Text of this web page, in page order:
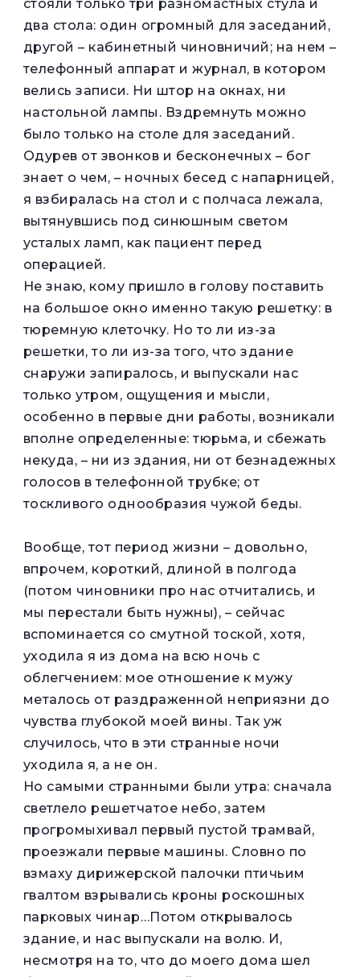
стояли только три разномастных стула и
два стола: один огромный для заседаний,
другой – кабинетный чиновничий; на нем –
телефонный аппарат и журнал, в котором
велись записи. Ни штор на окнах, ни
настольной лампы. Вздремнуть можно
было только на столе для заседаний.
Одурев от звонков и бесконечных – бог
знает о чем, – ночных бесед с напарницей,
я взбиралась на стол и с полчаса лежала,
вытянувшись под синюшным светом
усталых ламп, как пациент перед
операцией.
Не знаю, кому пришло в голову поставить
на большое окно именно такую решетку: в
тюремную клеточку. Но то ли из-за
решетки, то ли из-за того, что здание
снаружи запиралось, и выпускали нас
только утром, ощущения и мысли,
особенно в первые дни работы, возникали
вполне определенные: тюрьма, и сбежать
некуда, – ни из здания, ни от безнадежных
голосов в телефонной трубке; от
тоскливого однообразия чужой беды.
Вообще, тот период жизни – довольно,
впрочем, короткий, длиной в полгода
(потом чиновники про нас отчитались, и
мы перестали быть нужны), – сейчас
вспоминается со смутной тоской, хотя,
уходила я из дома на всю ночь с
облегчением: мое отношение к мужу
металось от раздраженной неприязни до
чувства глубокой моей вины. Так уж
случилось, что в эти странные ночи
уходила я, а не он.
Но самыми странными были утра: сначала
светлело решетчатое небо, затем
прогромыхивал первый пустой трамвай,
проезжали первые машины. Словно по
взмаху дирижерской палочки птичьим
гвалтом взрывались кроны роскошных
парковых чинар…Потом открывалось
здание, и нас выпускали на волю. И,
несмотря на то, что до моего дома шел